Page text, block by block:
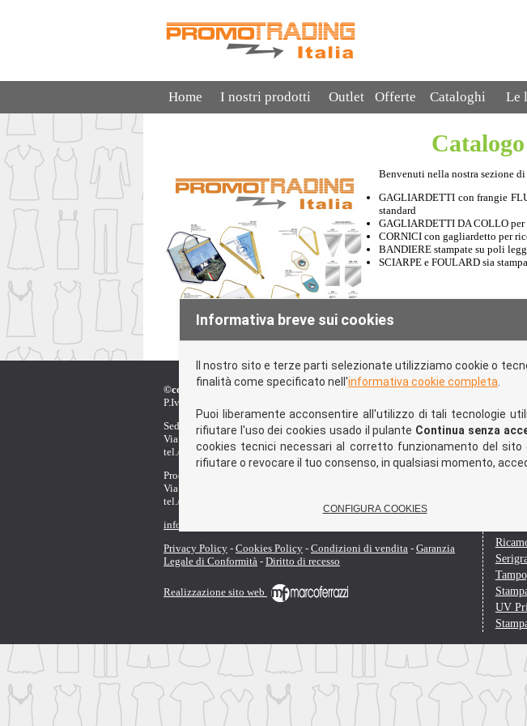
Home I nostri prodotti Outlet Offerte Cataloghi Le
Benvenuti nella nostra sezione
GAGLIARDETTI con frangie
standard
GAGLIARDETTI DA COLLO
CORNICI con gagliardetto per
BANDIERE stampate su poli
SCIARPE e FOULARD sia
©copyright Promotrading Italia di Michele Montes
P.Iva 05660510826
Sede Legale, Ufficio e showroom
Via Francesco Cilea, 16 - 90144 Palermo
tel./fax 091 784 2959
Produzione e lavorazione
Via Beethoven, 32 - 90144 Palermo
tel./fax 091 554 0384
info@promotrading.it
Privacy Policy - Cookies Policy - Condizioni di vendita - Garanzia
Legale di Conformità - Diritto di recesso
Realizzazione sito web
In
Le
UV
Informativa breve sui cookies
Il nostro sito e terze parti selezionate utilizziamo cookie o
finalità come specificato nell'informativa cookie completa
Puoi liberamente acconsentire all'utilizzo di tali tecnologie
rifiutare l'uso dei cookies usado il pulante Continua senza
cookies tecnici necessari al corretto funzionamento del sito
rifiutare o revocare il tuo consenso, in qualsiasi momento,
CONFIGURA COOKIES